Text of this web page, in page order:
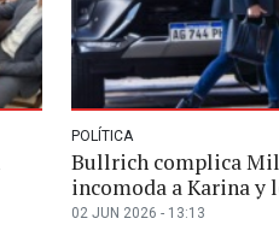
POLÍTICA
Bullrich complica
incomoda a Karina y
02 JUN 2026 - 13:13